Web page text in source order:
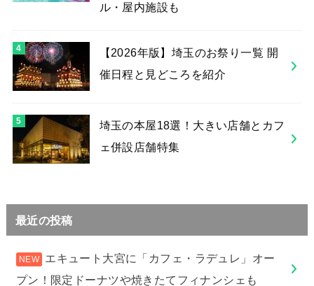
ル・屋内施設も
【2026年版】埼玉のお祭り一覧 開
催日程と見どころを紹介
埼玉の本屋18選！大きい店舗とカフ
ェ併設店舗特集
最近の投稿
エキュート大宮に「カフェ・ラデュレ」オー
プン！限定ドーナツや焼きたてフィナンシェも